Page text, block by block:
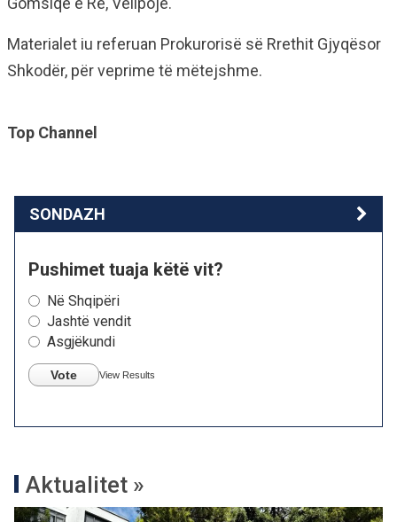
Materialet iu referuan Prokurorisë së Rrethit Gjyqësor
Shkodër, për veprime të mëtejshme.
Top Channel
SONDAZH
Pushimet tuaja këtë vit?
Në Shqipëri
Jashtë vendit
Asgjëkundi
Vote View Results
Aktualitet »